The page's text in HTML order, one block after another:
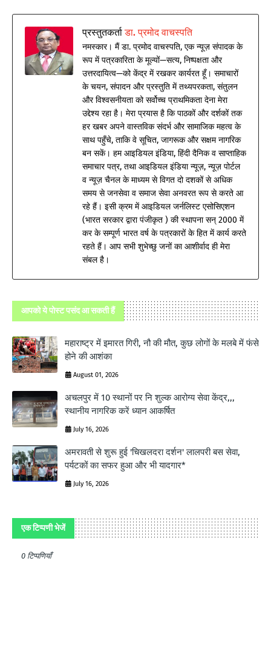
प्रस्तुतकर्ताडा. प्रमोद वाचस्पति
नमस्कार। मैं डा. प्रमोद वाचस्पति, एक न्यूज़ संपादक के
रूप में पत्रकारिता के मूल्यों—सत्य, निष्पक्षता और
उत्तरदायित्व—को केंद्र में रखकर कार्यरत हूँ। समाचारों
के चयन, संपादन और प्रस्तुति में तथ्यपरकता, संतुलन
और विश्वसनीयता को सर्वोच्च प्राथमिकता देना मेरा
उद्देश्य रहा है। मेरा प्रयास है कि पाठकों और दर्शकों तक
हर खबर अपने वास्तविक संदर्भ और सामाजिक महत्व के
साथ पहुँचे, ताकि वे सूचित, जागरूक और सक्षम नागरिक
बन सकें। हम आइडियल इंडिया, हिंदी दैनिक व साप्ताहिक
समाचार पत्र, तथा आइडियल इंडिया न्यूज़, न्यूज़ पोर्टल
व न्यूज़ चैनल के माध्यम से विगत दो दशकों से अधिक
समय से जनसेवा व समाज सेवा अनवरत रूप से करते आ
रहे हैं। इसी क्रम में आइडियल जर्नलिस्ट एसोसिएशन
(भारत सरकार द्वारा पंजीकृत ) की स्थापना सन् 2000 में
कर के सम्पूर्ण भारत वर्ष के पत्रकारों के हित में कार्य करते
रहते हैं। आप सभी शुभेच्छु जनों का आशीर्वाद ही मेरा
संबल है।
आपको ये पोस्ट पसंद आ सकती हैं
महाराष्ट्र में इमारत गिरी, नौ की मौत, कुछ लोगों के मलबे में फंसे
होने की आशंका
August 01, 2026
अचलपुर में 10 स्थानों पर नि शुल्क आरोग्य सेवा केंद्र,,,
स्थानीय नागरिक करें ध्यान आकर्षित
July 16, 2026
अमरावती से शुरू हुई 'चिखलदरा दर्शन' लालपरी बस सेवा,
पर्यटकों का सफर हुआ और भी यादगार*
July 16, 2026
एक टिप्पणी भेजें
0 टिप्पणियाँ